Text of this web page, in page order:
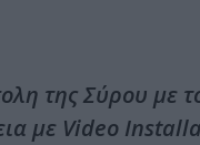
της Σύρου με
με Video